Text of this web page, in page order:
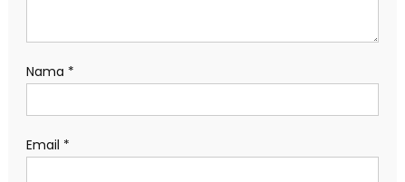
Nama *
Email *